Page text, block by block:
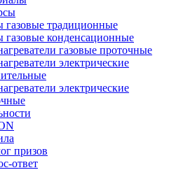
газовые традиционные
газовые конденсационные
газовые проточные
электрические
электрические
призов
ответ